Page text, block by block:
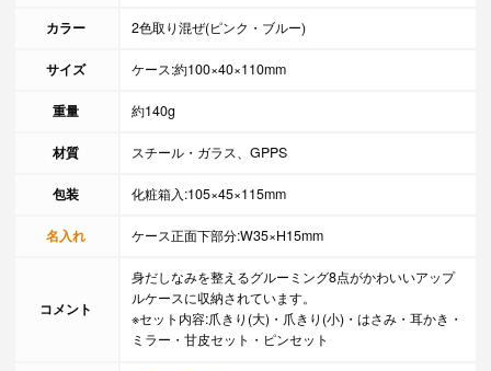
カラー 2色取り混ぜ(ピンク・ブルー)
サイズ ケース:約100×40×110mm
重量 約140g
材質 スチール・ガラス、GPPS
包装 化粧箱入:105×45×115mm
名入れ ケース正面下部分:W35×H15mm
コメント
身だしなみを整えるグルーミング8点がかわいいアップ
ルケースに収納されています。
※セット内容:爪きり(大)・爪きり(小)・はさみ・耳かき・
ミラー・甘皮セット・ピンセット